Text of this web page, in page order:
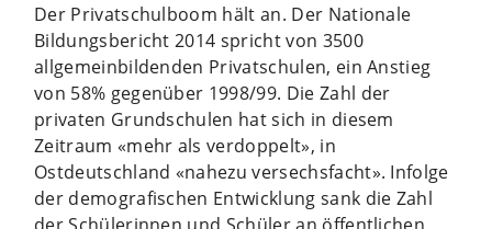
Der Privatschulboom hält an. Der Nationale
Bildungsbericht 2014 spricht von 3500
allgemeinbildenden Privatschulen, ein Anstieg
von 58% gegenüber 1998/99. Die Zahl der
privaten Grundschulen hat sich in diesem
Zeitraum «mehr als verdoppelt», in
Ostdeutschland «nahezu versechsfacht». Infolge
der demografischen Entwicklung sank die Zahl